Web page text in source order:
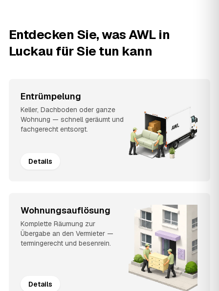
Entdecken Sie, was AWL in
Luckau für Sie tun kann
Entrümpelung
Keller, Dachboden oder ganze
Wohnung — schnell geräumt und
fachgerecht entsorgt.
Details
Wohnungsauflösung
Komplette Räumung zur
Übergabe an den Vermieter —
termingerecht und besenrein.
Details